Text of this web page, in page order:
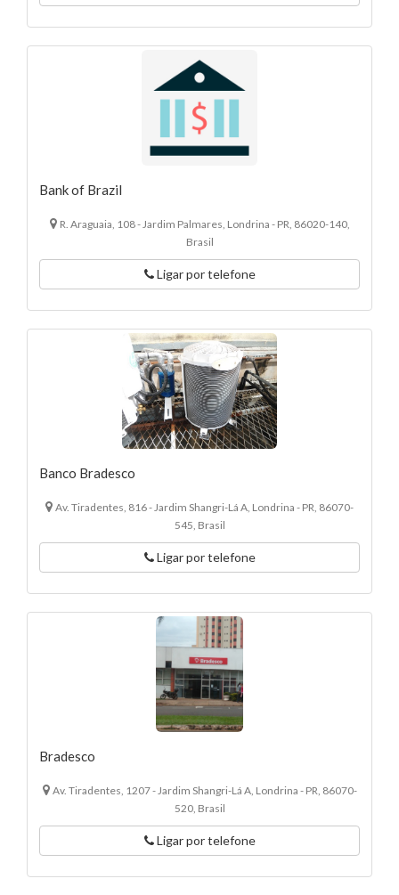
Bank of Brazil
R. Araguaia, 108 - Jardim Palmares, Londrina - PR, 86020-140,
Brasil
Ligar por telefone
Banco Bradesco
Av. Tiradentes, 816 - Jardim Shangri-Lá A, Londrina - PR, 86070-
545, Brasil
Ligar por telefone
Bradesco
Av. Tiradentes, 1207 - Jardim Shangri-Lá A, Londrina - PR, 86070-
520, Brasil
Ligar por telefone